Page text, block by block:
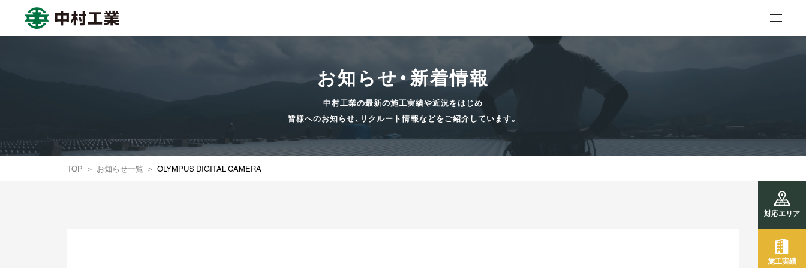
中村工業株式会社
お知らせ・新着情報
中村工業の最新の施工実績や近況をはじめ
皆様へのお知らせ、リクルート情報などをご紹介しています。
TOP お知らせ一覧 OLYMPUS DIGITAL CAMERA
対応エリア
施工実績